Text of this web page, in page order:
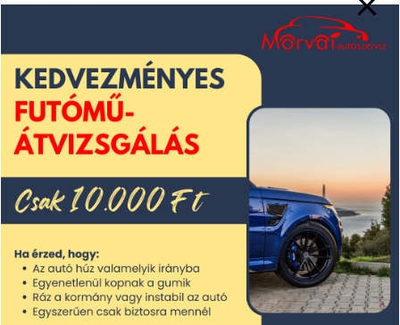
2025. június
2025. április
2025. március
2025. február
2025. január
2024. december
2024. november
2024. október
2024. szeptember
2024. augusztus